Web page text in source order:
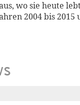
wo sie heute
2004 bis